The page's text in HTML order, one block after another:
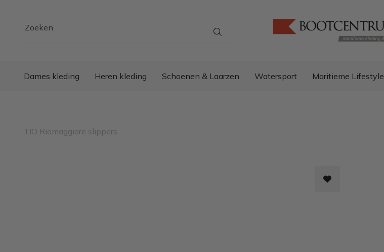
Zoeken
Dames kleding Heren kleding Schoenen & Laarzen Watersport Maritieme Lifestyle
TIO Riomaggiore slippers